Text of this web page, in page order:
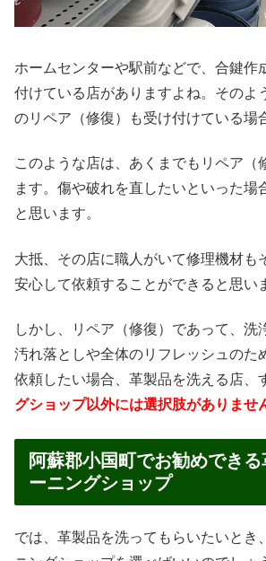
ホームセンターや駅前などで、合鍵作
付けている店がありますよね。そのよ
のリペア（修復）も受け付けている場
このような店は、あくまでもリペア（
ます。傷や破れを直したいといった場
と思います。
大抵、その店に職人がいて修理機材も
安心して依頼することができると思い
しかし、リペア（修復）であって、洗
汚れ落としや全体のリフレッシュのた
依頼したい場合、革製品を洗える店、
グショップ以外には選択肢がありませ
阿蘇郡小国町でお勧めできる
ーニングショップ
では、革製品を洗ってもらいたいとき